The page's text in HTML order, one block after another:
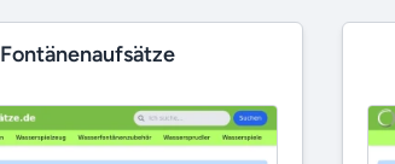
Fontänenaufsätze